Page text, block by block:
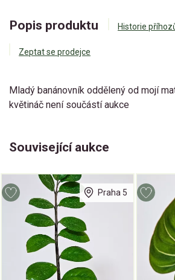
Popis produktu Historie
Zeptat se prodejce
Mladý banánovník oddělený od mojí
květináč není součástí aukce
Související aukce
Praha 5